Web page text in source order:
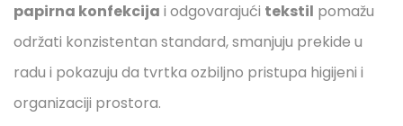
papirna konfekcija i odgovarajući tekstil pomažu
održati konzistentan standard, smanjuju prekide u
radu i pokazuju da tvrtka ozbiljno pristupa higijeni i
organizaciji prostora.